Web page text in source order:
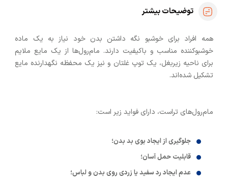
توضیحات بیشتر
همه افراد برای خوشبو نگه داشتن بدن خود نیاز به یک ماده
خوشبوکننده مناسب و باکیفیت دارند. مام‌رول‌ها از یک مایع ملایم
برای ناحیه زیربغل، یک توپ غلتان و نیز یک محفظه نگهدارنده مایع
تشکیل شده‌اند.
مام‌رول‌های تراست، دارای فواید زیر است:
جلوگیری از ایجاد بوی بد بدن؛
قابلیت حمل آسان؛
عدم ایجاد رد سفید یا زردی روی بدن و لباس؛